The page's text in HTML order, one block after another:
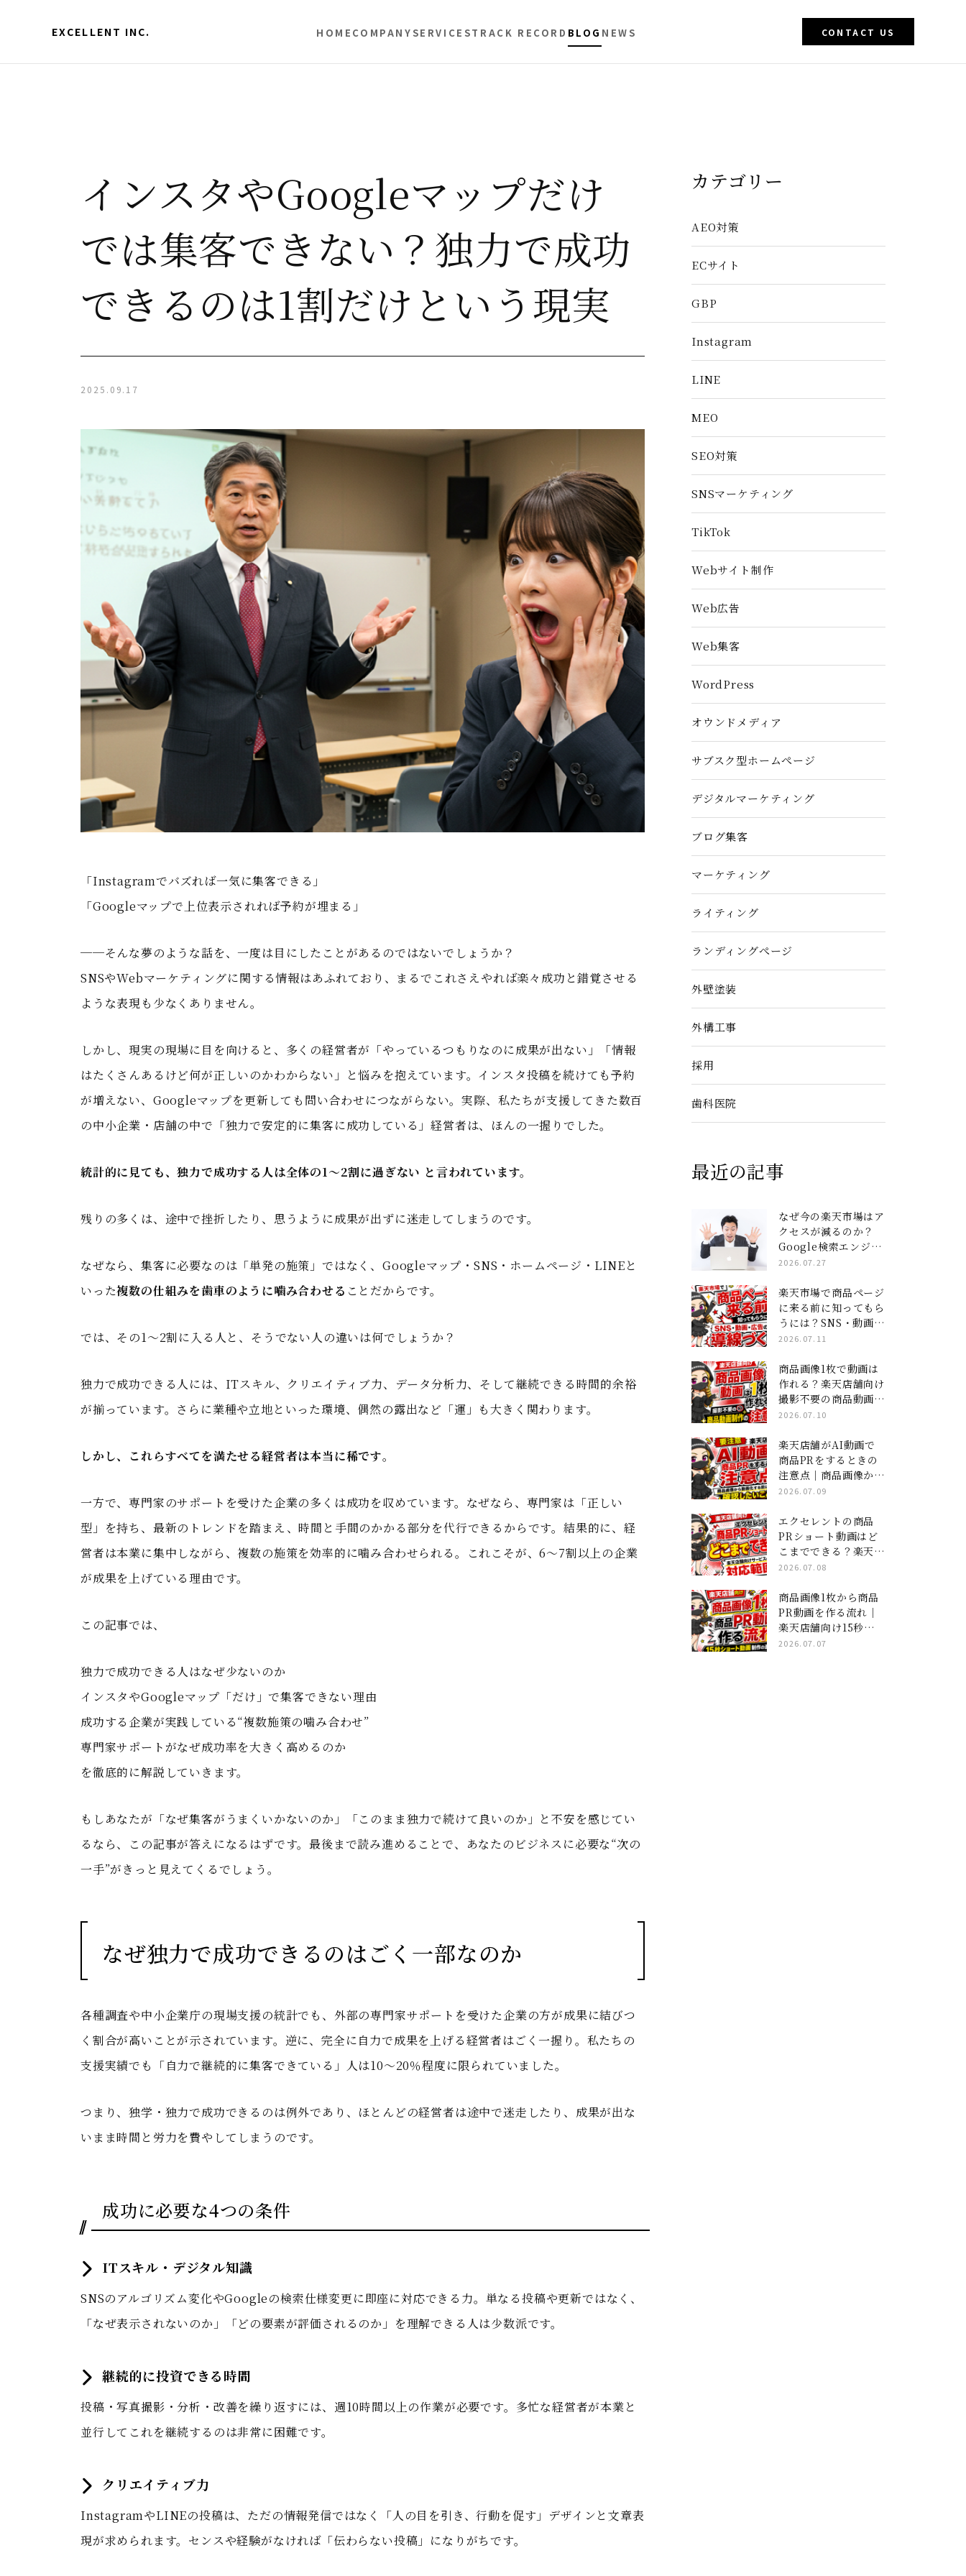
EXCELLENT INC. HOME COMPANY SERVICESTRACK RECORD BLOG NEWS CONTACT US
インスタやGoogleマップだけ
では集客できない？独力で成功
できるのは1割だけという現実
2025.09.17
「Instagramでバズれば一気に集客できる」
「Googleマップで上位表示されれば予約が埋まる」
──そんな夢のような話を、一度は目にしたことがあるのではないでしょうか？
SNSやWebマーケティングに関する情報はあふれており、まるでこれさえやれば楽々成功と錯覚させる
ような表現も少なくありません。
しかし、現実の現場に目を向けると、多くの経営者が「やっているつもりなのに成果が出ない」「情報
はたくさんあるけど何が正しいのかわからない」と悩みを抱えています。インスタ投稿を続けても予約
が増えない、Googleマップを更新しても問い合わせにつながらない。実際、私たちが支援してきた数百
の中小企業・店舗の中で「独力で安定的に集客に成功している」経営者は、ほんの一握りでした。
統計的に見ても、独力で成功する人は全体の1〜2割に過ぎない と言われています。
残りの多くは、途中で挫折したり、思うように成果が出ずに迷走してしまうのです。
なぜなら、集客に必要なのは「単発の施策」ではなく、Googleマップ・SNS・ホームページ・LINEと
いった複数の仕組みを歯車のように噛み合わせる ことだからです。
では、その1〜2割に入る人と、そうでない人の違いは何でしょうか？
独力で成功できる人には、ITスキル、クリエイティブ力、データ分析力、そして継続できる時間的余裕
が揃っています。さらに業種や立地といった環境、偶然の露出など「運」も大きく関わります。
しかし、これらすべてを満たせる経営者は本当に稀です。
一方で、専門家のサポートを受けた企業の多くは成功を収めています。なぜなら、専門家は「正しい
型」を持ち、最新のトレンドを踏まえ、時間と手間のかかる部分を代行できるからです。結果的に、経
営者は本業に集中しながら、複数の施策を効率的に噛み合わせられる。これこそが、6〜7割以上の企業
が成果を上げている理由です。
この記事では、
独力で成功できる人はなぜ少ないのか
インスタやGoogleマップ「だけ」で集客できない理由
成功する企業が実践している“複数施策の噛み合わせ”
専門家サポートがなぜ成功率を大きく高めるのか
を徹底的に解説していきます。
もしあなたが「なぜ集客がうまくいかないのか」「このまま独力で続けて良いのか」と不安を感じてい
るなら、この記事が答えになるはずです。最後まで読み進めることで、あなたのビジネスに必要な“次の
一手”がきっと見えてくるでしょう。
なぜ独力で成功できるのはごく一部なのか
各種調査や中小企業庁の現場支援の統計でも、外部の専門家サポートを受けた企業の方が成果に結びつ
く割合が高いことが示されています。逆に、完全に自力で成果を上げる経営者はごく一握り。私たちの
支援実績でも「自力で継続的に集客できている」人は10〜20％程度に限られていました。
つまり、独学・独力で成功できるのは例外であり、ほとんどの経営者は途中で迷走したり、成果が出な
いまま時間と労力を費やしてしまうのです。
成功に必要な4つの条件
ITスキル・デジタル知識
SNSのアルゴリズム変化やGoogleの検索仕様変更に即座に対応できる力。単なる投稿や更新ではなく、
「なぜ表示されないのか」「どの要素が評価されるのか」を理解できる人は少数派です。
継続的に投資できる時間
投稿・写真撮影・分析・改善を繰り返すには、週10時間以上の作業が必要です。多忙な経営者が本業と
並行してこれを継続するのは非常に困難です。
クリエイティブ力
InstagramやLINEの投稿は、ただの情報発信ではなく「人の目を引き、行動を促す」デザインと文章表
現が求められます。センスや経験がなければ「伝わらない投稿」になりがちです。
カテゴリー
AEO対策
ECサイト
GBP
Instagram
LINE
MEO
SEO対策
SNSマーケティング
TikTok
Webサイト制作
Web広告
Web集客
WordPress
オウンドメディア
サブスク型ホームぺージ
デジタルマーケティング
ブログ集客
マーケティング
ライティング
ランディングぺージ
外壁塗装
外構工事
採用
歯科医院
最近の記事
なぜ今の楽天市場はア
クセスが減るのか？
Google検索エンジン
と楽天AIを完全攻略
ジ×ショート動画」集
客の全貌
2026.07.27
楽天市場で商品ページ
に来る前に知ってもら
うには？SNS・動画・
広告の導線づくり
2026.07.11
商品画像1枚で動画は
作れる？楽天店舗向け
撮影不要の商品動画制
作の注意点
2026.07.10
楽天店舗がAI動画で
商品PRをするときの
注意点｜商品画像から
動画化する前に確認し
2026.07.09
エクセレントの商品
PRショート動画はど
こまでできる？楽天店
舗向けサービスの対応
2026.07.08
商品画像1枚から商品
PR動画を作る流れ｜
楽天店舗向け15秒ショ
ート動画制作の進め方
2026.07.07